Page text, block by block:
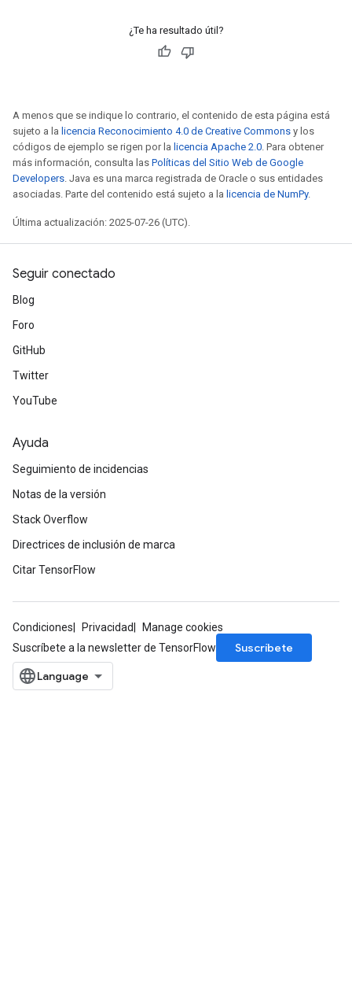
¿Te ha resultado útil?
A menos que se indique lo contrario, el contenido de esta página está
sujeto a la licencia Reconocimiento 4.0 de Creative Commons y los
códigos de ejemplo se rigen por la licencia Apache 2.0. Para obtener
más información, consulta las Políticas del Sitio Web de Google
Developers. Java es una marca registrada de Oracle o sus entidades
asociadas. Parte del contenido está sujeto a la licencia de NumPy.
Última actualización: 2025-07-26 (UTC).
Seguir conectado
Blog
Foro
GitHub
Twitter
YouTube
Ayuda
Seguimiento de incidencias
Notas de la versión
Stack Overflow
Directrices de inclusión de marca
Citar TensorFlow
Condiciones Privacidad
Manage cookies
Suscríbete a la newsletter de TensorFlow
Suscríbete